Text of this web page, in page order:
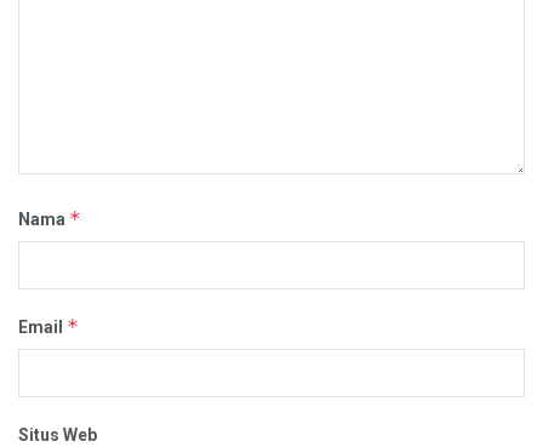
Nama *
Email *
Situs Web